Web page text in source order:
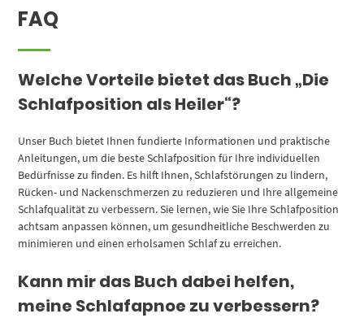
FAQ
Welche Vorteile bietet das Buch „Die
Schlafposition als Heiler“?
Unser Buch bietet Ihnen fundierte Informationen und praktische
Anleitungen, um die beste Schlafposition für Ihre individuellen
Bedürfnisse zu finden. Es hilft Ihnen, Schlafstörungen zu lindern,
Rücken- und Nackenschmerzen zu reduzieren und Ihre allgemeine
Schlafqualität zu verbessern. Sie lernen, wie Sie Ihre Schlafposition
achtsam anpassen können, um gesundheitliche Beschwerden zu
minimieren und einen erholsamen Schlaf zu erreichen.
Kann mir das Buch dabei helfen,
meine Schlafapnoe zu verbessern?